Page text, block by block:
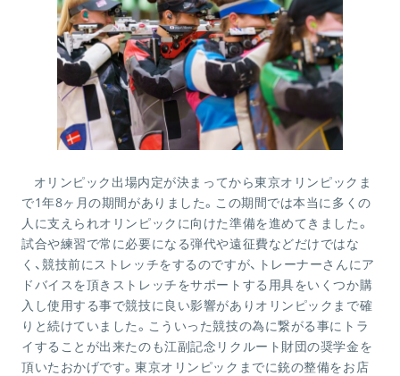
オリンピック出場内定が決まってから東京オリンピックま
で1年8ヶ月の期間がありました。この期間では本当に多くの
人に支えられオリンピックに向けた準備を進めてきました。
試合や練習で常に必要になる弾代や遠征費などだけではな
く、競技前にストレッチをするのですが、トレーナーさんにア
ドバイスを頂きストレッチをサポートする用具をいくつか購
入し使用する事で競技に良い影響がありオリンピックまで確
りと続けていました。こういった競技の為に繋がる事にトラ
イすることが出来たのも江副記念リクルート財団の奨学金を
頂いたおかげです。東京オリンピックまでに銃の整備をお店